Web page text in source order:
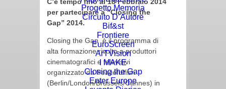
Progetto Memoria
Circuito D’Autore
Bif&st
Frontiere
EuroScreen
ArTVision
I MAKE
Closing the Gap
Enter Europe
per partecipare a “Closing the
Gap” 2014.
Closing the Gap è il programma di
alta formazione rivolto a produttori
cinematografici e televisivi
organizzato da Peacefulfish
(Berlin/London/Brussels/Cannes) in